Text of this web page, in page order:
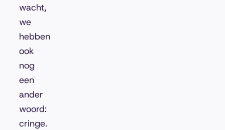
wacht,
we
hebben
ook
nog
een
ander
woord:
cringe.